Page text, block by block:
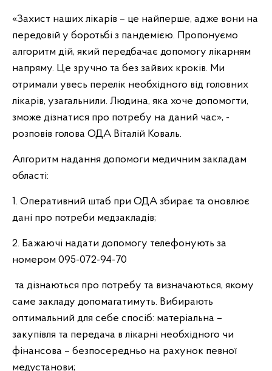
«Захист наших лікарів – це найперше, адже вони на
передовій у боротьбі з пандемією. Пропонуємо
алгоритм дій, який передбачає допомогу лікарням
напряму. Це зручно та без зайвих кроків. Ми
отримали увесь перелік необхідного від головних
лікарів, узагальнили. Людина, яка хоче допомогти,
зможе дізнатися про потребу на даний час», -
розповів голова ОДА Віталій Коваль.
Алгоритм надання допомоги медичним закладам
області:
1. Оперативний штаб при ОДА збирає та оновлює
дані про потреби медзакладів;
2. Бажаючі надати допомогу телефонують за
номером 095-072-94-70
та дізнаються про потребу та визначаються, якому
саме закладу допомагатимуть. Вибирають
оптимальний для себе спосіб: матеріальна –
закупівля та передача в лікарні необхідного чи
фінансова – безпосередньо на рахунок певної
медустанови;